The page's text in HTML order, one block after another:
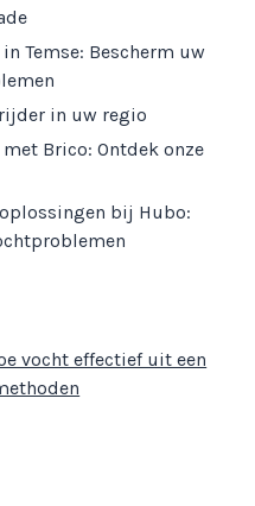
Temse: Bescherm uw
in uw regio
Brico: Ontdek onze
bij Hubo:
vocht effectief uit een